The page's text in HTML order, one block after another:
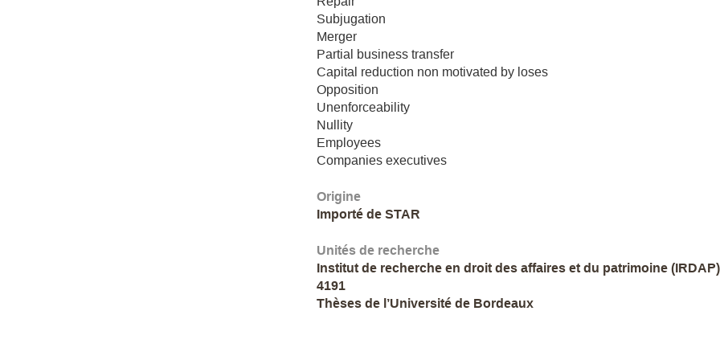
Subjugation
Merger
Partial business transfer
Capital reduction non motivated by loses
Opposition
Unenforceability
Nullity
Employees
Companies executives
Origine
Importé de STAR
Unités de recherche
Institut de recherche en droit des affaires et du patrimoine
4191
Thèses de l’Université de Bordeaux